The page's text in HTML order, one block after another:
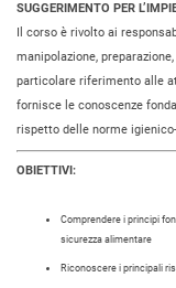
SUGGERIMENTO PER
Il corso è rivolto ai
manipolazione,
particolare riferimento alle
fornisce le conoscenze
rispetto delle norme
OBIETTIVI:
Comprendere i principi
sicurezza alimentare
Riconoscere i principali